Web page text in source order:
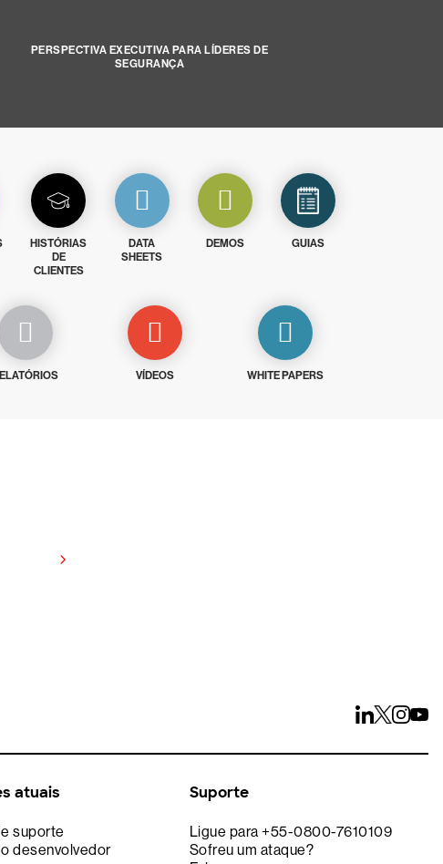
PERSPECTIVA EXECUTIVA PARA LÍDERES DE
SEGURANÇA
HISTÓRIAS
DE
CLIENTES
DATA
SHEETS
DEMOS GUIAS
VÍDEOS WHITE PAPERS
atuais
suporte
desenvolvedor
Suporte
Ligue para +55-0800-7610109
Sofreu um ataque?